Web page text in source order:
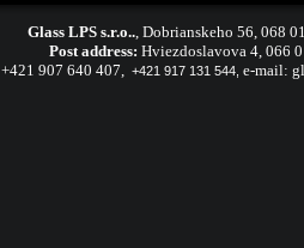
Glass LPS s.r.o.., Dobrianskeho 56, 068
Post address: Hviezdoslavova 4, 066
+421 907 640 407 +421 917 131 544, e-mail: